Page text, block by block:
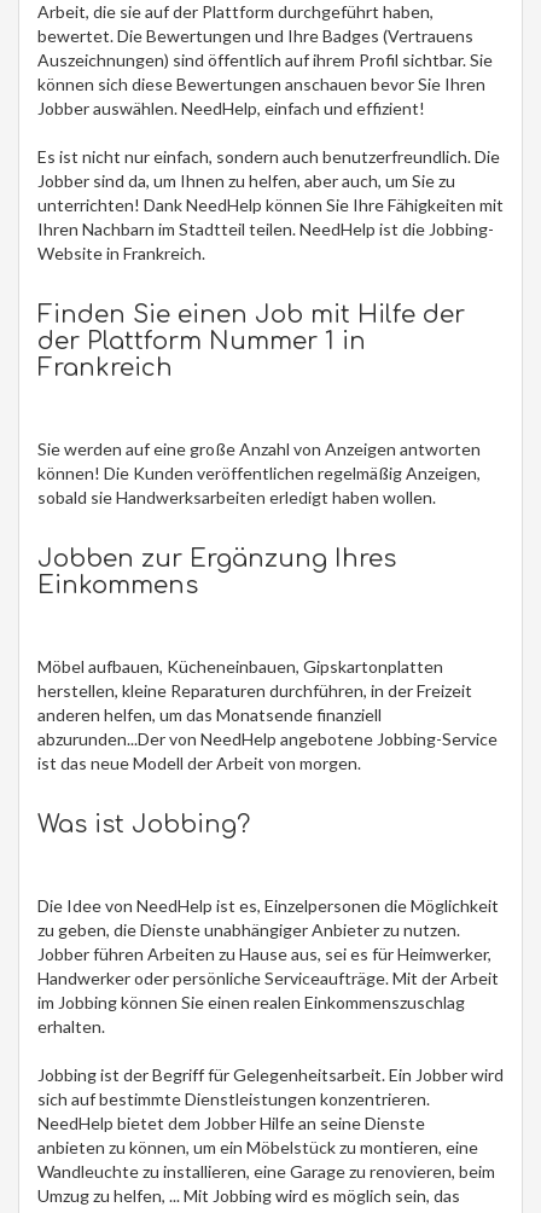
Arbeit, die sie auf der Plattform durchgeführt haben,
bewertet. Die Bewertungen und Ihre Badges (Vertrauens
Auszeichnungen) sind öffentlich auf ihrem Profil sichtbar. Sie
können sich diese Bewertungen anschauen bevor Sie Ihren
Jobber auswählen. NeedHelp, einfach und effizient!
Es ist nicht nur einfach, sondern auch benutzerfreundlich. Die
Jobber sind da, um Ihnen zu helfen, aber auch, um Sie zu
unterrichten! Dank NeedHelp können Sie Ihre Fähigkeiten mit
Ihren Nachbarn im Stadtteil teilen. NeedHelp ist die Jobbing-
Website in Frankreich.
Finden Sie einen Job mit Hilfe der
der Plattform Nummer 1 in
Frankreich
Sie werden auf eine große Anzahl von Anzeigen antworten
können! Die Kunden veröffentlichen regelmäßig Anzeigen,
sobald sie Handwerksarbeiten erledigt haben wollen.
Jobben zur Ergänzung Ihres
Einkommens
Möbel aufbauen, Kücheneinbauen, Gipskartonplatten
herstellen, kleine Reparaturen durchführen, in der Freizeit
anderen helfen, um das Monatsende finanziell
abzurunden...Der von NeedHelp angebotene Jobbing-Service
ist das neue Modell der Arbeit von morgen.
Was ist Jobbing?
Die Idee von NeedHelp ist es, Einzelpersonen die Möglichkeit
zu geben, die Dienste unabhängiger Anbieter zu nutzen.
Jobber führen Arbeiten zu Hause aus, sei es für Heimwerker,
Handwerker oder persönliche Serviceaufträge. Mit der Arbeit
im Jobbing können Sie einen realen Einkommenszuschlag
erhalten.
Jobbing ist der Begriff für Gelegenheitsarbeit. Ein Jobber wird
sich auf bestimmte Dienstleistungen konzentrieren.
NeedHelp bietet dem Jobber Hilfe an seine Dienste
anbieten zu können, um ein Möbelstück zu montieren, eine
Wandleuchte zu installieren, eine Garage zu renovieren, beim
Umzug zu helfen, ... Mit Jobbing wird es möglich sein, das